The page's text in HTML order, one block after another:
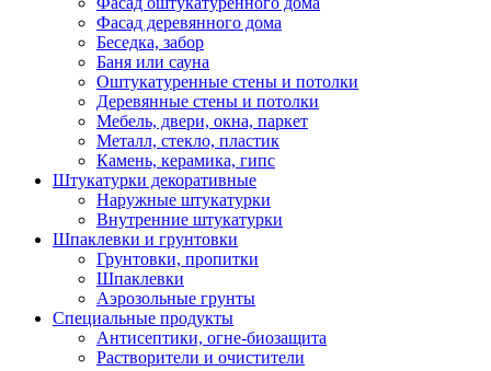
Фасад деревянного дома
Беседка, забор
Баня или сауна
Оштукатуренные стены и потолки
Деревянные стены и потолки
Мебель, двери, окна, паркет
Металл, стекло, пластик
Камень, керамика, гипс
Штукатурки декоративные
Наружные штукатурки
Внутренние штукатурки
Шпаклевки и грунтовки
Грунтовки, пропитки
Шпаклевки
Аэрозольные грунты
Специальные продукты
Антисептики, огне-биозащита
Растворители и очистители